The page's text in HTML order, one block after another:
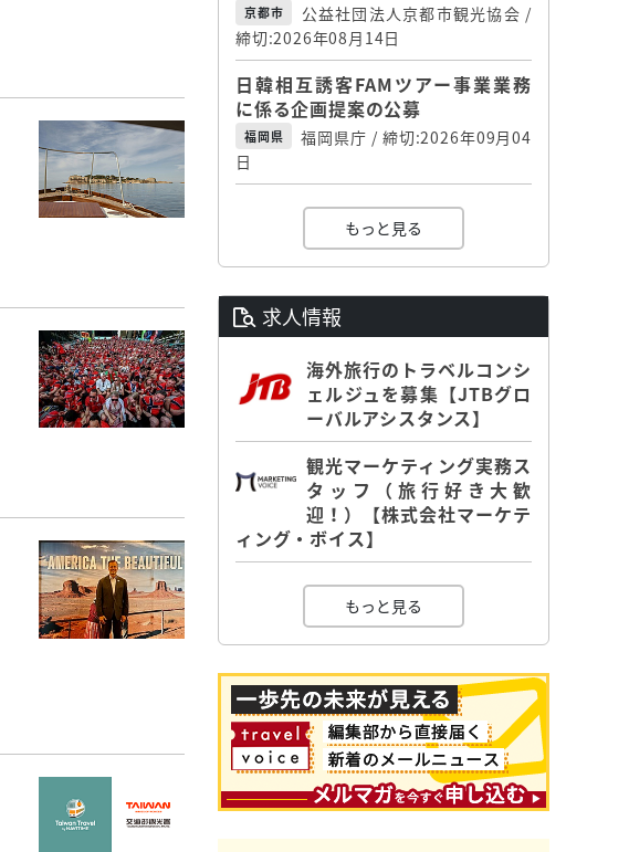
京都市
公益社団法人京都市観光協会 /
締切:2026年08月14日
日韓相互誘客FAMツアー事業業務
に係る企画提案の公募
福岡県
福岡県庁 / 締切:2026年09月04
日
もっと見る
求人情報
海外旅行のトラベルコンシ
ェルジュを募集【JTBグロ
ーバルアシスタンス】
観光マーケティング実務ス
タッフ（旅行好き大歓
迎！）【株式会社マーケテ
ィング・ボイス】
もっと見る